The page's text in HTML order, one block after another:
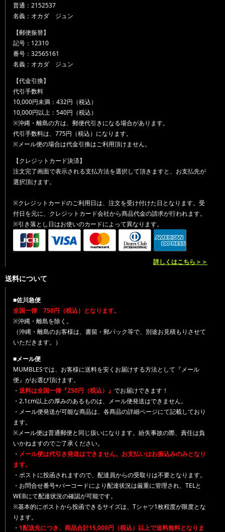
普通：2152537
名義：オカダ ジュン
【郵便振替】
記号：12310
番号：32565161
名義：オカダ ジュン
【代金引換】
代引手数料
10,000円未満：432円（税込）
10,000円以上：540円（税込）
※沖縄・離島の方は、郵便代引きになる場合があります。
代引手数料は、775円（税込）になります。
※メール便の場合は代金引換はご利用頂けません。
【クレジットカード決済】
注文完了画面で表示される支払方法を選択して頂きますと、お支払先が
選択頂けます。
※クレジットカードのご利用日は、注文を受け付けた日となります。受
付日を元に、クレジットカード会社から商品代金の請求が行われます。
※引き落とし日はお使いのカードによって異なります。
詳しくはこちら＞＞
送料について
■佐川急便
全国一律 750円（税込）となります。
※沖縄・離島を除く。
（沖縄・離島のお客様は、書留・郵パック等で、別途お見積もりさせて
いただきます。）
■メール便
MUMBLESでは、お客様に送料を安くお届けする方法として『メール
便』がお選び頂けます。
・ 送料は全国一律『250円（税込）』 でお届けできます！
・2.1cm以上の厚みのあるものは、メール便発送はできません。
・メール便発送が可能な商品は、各商品の詳細ページにて記載しており
ます。
※メール便は普通郵便と同じ扱いになります。紛失事故の際、責任は負
いかねますのでご了承ください。
・ メール便は代引き発送はできません。お支払いはお振込みのみとなり
ます。
・ポストに投函されますので、配達員からの受取りは不要となります。
・お問合せ番号+バーコードにより配達状況は厳重に管理され、TELと
WEBにて配達状況の確認が可能です。
※基本的にポストから投函できるサイズは、Tシャツ1枚程度が限度とな
ります。
・ 1配送先につき、商品合計15,000円（税込）以上で送料無料となりま